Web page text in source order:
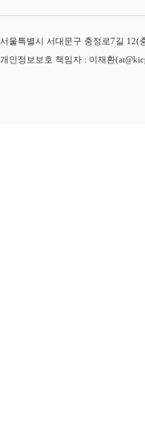
서울특별시 서대문구 충정로7길 12(
개인정보보호 책임자 : 이재환